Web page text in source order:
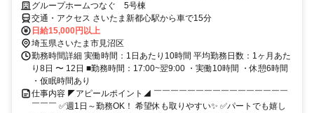
グループホームつなぐ 5号棟
交通・アクセス さいたま新都心駅から車で15分
日給15,000円以上
埼玉県さいたま市見沼区
勤務時間詳細 実働時間：1日あたり10時間 平均勤務日数：1ヶ月あた
り8日 〜 12日 ■勤務時間：17:00~翌9:00 ・実働10時間 ・休憩6時間
・仮眠時間あり
仕事内容 ◤アピールポイント◢ ￣￣￣￣￣￣￣￣￣￣￣￣￣￣￣￣
￣￣￣ ✅週1日～勤務OK！ 希望休も取りやすい✨ ✅パートでも嬉し